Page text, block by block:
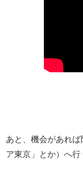
あと、機会があれ
ア東京」とか）へ行